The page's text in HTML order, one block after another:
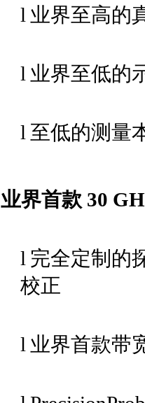
l 业界至高的
l 业界至低的
l 至低的测量
业界首款 30
l 完全定制的
校正
l 业界首款带